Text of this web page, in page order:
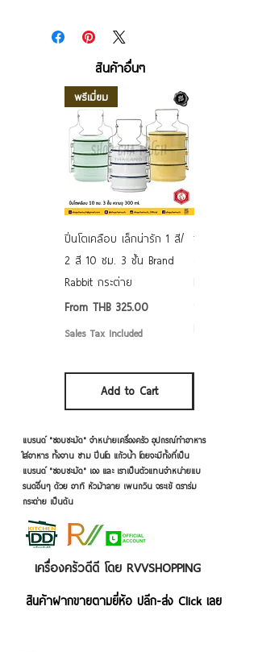
สินค้าอื่นๆ
พรีเมี่ยม
ปิ่นโตเคลือบ เล็กน่ารัก 1 สี/
2 สี 10 ซม. 3 ชั้น Brand
Rabbit กระต่าย
From THB 325.00
Sale Price
Sales Tax Included
Add to Cart
ชามเคลือบ
แบรนด์ "ชอบชะมัด" จำหน่ายเครื่องครัว อุปกรณ์ทำอาหาร
ใส่อาหาร ทั้งจาน ชาม ปิ่นโต แก้วน้ำ โดยจะมีทั้งที่เป็น
แบรนด์ "ชอบชะมัด" เอง และ เราเป็นตัวแทนจำหน่ายแบ
รนด์อื่นๆ ด้วย อาทิ หัวม้าลาย เพนกวิน จระเข้ ตราร่ม
กระต่าย เป็นต้น
เครื่องครัวดีดี โดย RVVSHOPPING
สินค้าฝากขายตามยี่ห้อ ปลีก-ส่ง Click เลย